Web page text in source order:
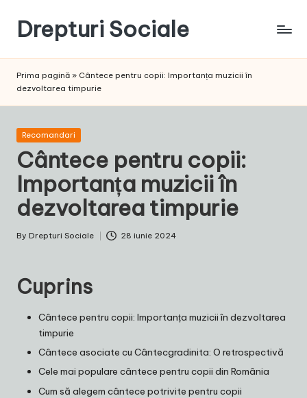
content
Drepturi Sociale
Sociale:
Schimbarea
Noastră!
Prima pagină » Cântece pentru copii: Importanța muzicii în
dezvoltarea timpurie
Posted
Recomandari
Cântece pentru copii:
Importanța muzicii în
dezvoltarea timpurie
Posted
By Drepturi Sociale 28 iunie 2024
Cuprins
Cântece pentru copii: Importanța muzicii în dezvoltarea
timpurie
Cântece asociate cu Cântecgradinita: O retrospectivă
Cele mai populare cântece pentru copii din România
Cum să alegem cântece potrivite pentru copii